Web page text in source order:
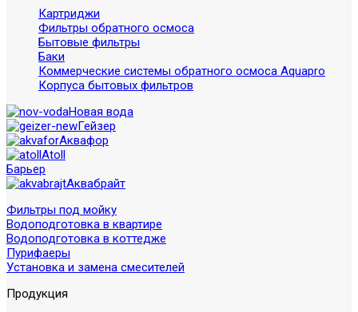
Картриджи
Фильтры обратного осмоса
Бытовые фильтры
Баки
Коммерческие системы обратного осмоса Aquapro
Корпуса бытовых фильтров
Новая вода
Гейзер
Аквафор
Atoll
Барьер
Аквабрайт
Фильтры под мойку
Водоподготовка в квартире
Водоподготовка в коттедже
Пурифаеры
Установка и замена смесителей
Продукция